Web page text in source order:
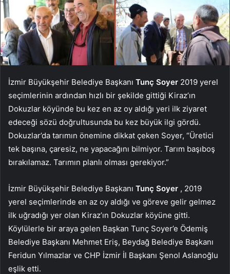
İzmir Büyükşehir Belediye Başkanı Tunç Soyer 2019 yerel
seçimlerinin ardından hızlı bir şekilde gittiği Kiraz’ın
Dokuzlar köyünde bu kez en az oy aldığı yeri ilk ziyaret
edeceği sözü doğrultusunda bu kez büyük ilgi gördü.
Dokuzlar’da tarımın önemine dikkat çeken Soyer, “Üretici
tek başına, çaresiz, ne yapacağını bilmiyor. Tarım başıboş
bırakılamaz. Tarımın planlı olması gerekiyor.”
İzmir Büyükşehir Belediye Başkanı Tunç Soyer , 2019
yerel seçimlerinde en az oy aldığı ve göreve gelir gelmez
ilk uğradığı yer olan Kiraz’ın Dokuzlar köyüne gitti.
Köylülerle bir araya gelen Başkan Tunç Soyer’e Ödemiş
Belediye Başkanı Mehmet Eriş, Beydağ Belediye Başkanı
Feridun Yılmazlar ve CHP İzmir İl Başkanı Şenol Aslanoğlu
eşlik etti.